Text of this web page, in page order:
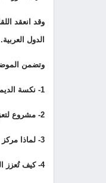
الدول العربية.
وتضمن
1- نكسة الديمقراطية في البلدان العربية - د. برهان غليون.
2- مشروع لتعزيز المساعي الديمقراطية في البلدان العربية - د. علي خليفة الكواري ود. رغيد كاظم الصلح
3- لماذا مركز دراسات الديمقراطية في البلدان العربية؟ - د. رغيد كاظم الصلح
4- كيف تُعزز المساعي الديمقراطية في البلدان العربية تقرير "ورشة عمل" - د. رغيد الصلح ود. علي خليفة الكواري